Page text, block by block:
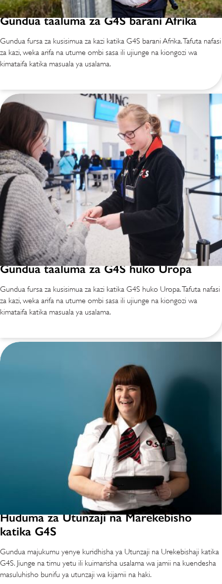
Gundua taaluma za G4S barani Afrika
Gundua fursa za kusisimua za kazi katika G4S barani Afrika. Tafuta nafasi
za kazi, weka arifa na utume ombi sasa ili ujiunge na kiongozi wa
kimataifa katika masuala ya usalama.
Gundua taaluma za G4S huko Uropa
Gundua fursa za kusisimua za kazi katika G4S huko Uropa. Tafuta nafasi
za kazi, weka arifa na utume ombi sasa ili ujiunge na kiongozi wa
kimataifa katika masuala ya usalama.
Huduma za Utunzaji na Marekebisho
katika G4S
Gundua majukumu yenye kuridhisha ya Utunzaji na Urekebishaji katika
G4S. Jiunge na timu yetu ili kuimarisha usalama wa jamii na kuendesha
masuluhisho bunifu ya utunzaji wa kijamii na haki.